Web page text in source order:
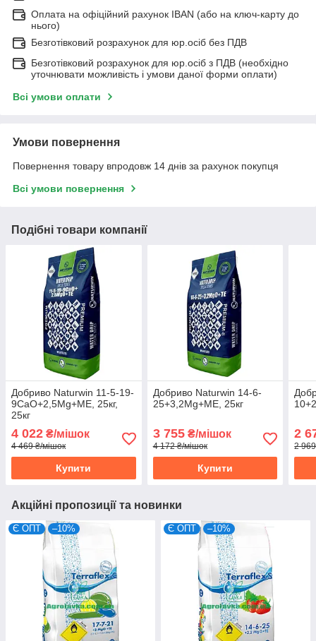
Оплата на офіційний рахунок IBAN (або на ключ-карту до
нього)
Безготівковий розрахунок для юр.осіб без ПДВ
Безготівковий розрахунок для юр.осіб з ПДВ (необхідно
уточнювати можливість і умови даної форми оплати)
Всі умови оплати
Умови повернення
Повернення товару впродовж 14 днів за рахунок покупця
Всі умови повернення
Подібні товари компанії
Добриво Naturwin 11-5-19-
9CaO+2,5Mg+МЕ, 25кг,
25кг
4 022 ₴/мішок
4 469 ₴/мішок
Купити
Добриво Naturwin 14-6-
25+3,2Mg+МЕ, 25кг
3 755₴/мішок
4 172 ₴/мішок
Купити
2
2
Акційні пропозиції та новинки
Є ОПТ –10% Є ОПТ –10%